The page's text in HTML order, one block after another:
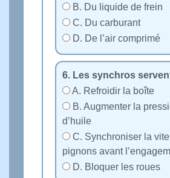
B. Du liquide de frein
C. Du carburant
D. De l’air comprimé
6. Les synchros
A. Refroidir la boîte
B. Augmenter la
d’huile
C. Synchroniser la
pignons avant
D. Bloquer les roues